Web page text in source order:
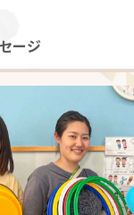
ージ